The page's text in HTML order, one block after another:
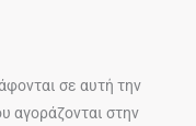
σε αυτή την
αγοράζονται στην